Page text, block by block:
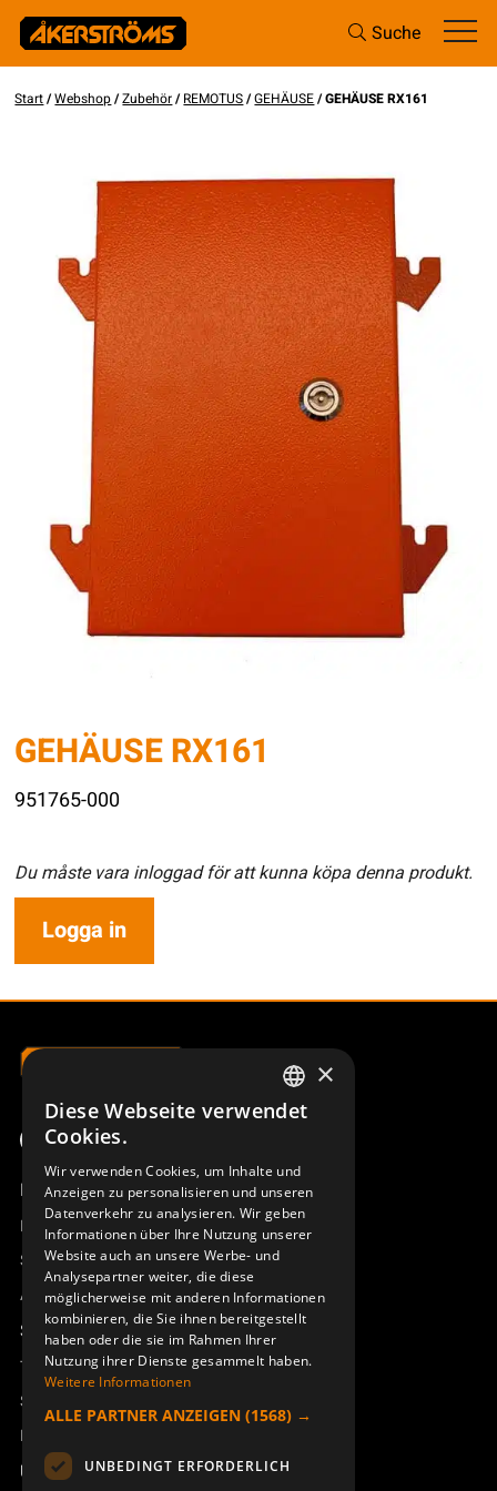
Suche
Start/Webshop/Zubehör/REMOTUS/GEHÄUSE/ GEHÄUSE RX161
GEHÄUSE RX161
951765-000
Du måste vara inloggad för att kunna köpa denna produkt.
Logga in
Produktübersicht
Remotus
Sesam
Access_Ctrl
Support
Technischer Support
Service buchen
Handbücher und Videoanleitungen
Über Åkerströms
SWEDISH
DEUTSCH
×
Diese Webseite verwendet
Cookies.
Wir verwenden Cookies, um Inhalte und
Anzeigen zu personalisieren und unseren
Datenverkehr zu analysieren. Wir geben
Informationen über Ihre Nutzung unserer
Website auch an unsere Werbe- und
Analysepartner weiter, die diese
möglicherweise mit anderen Informationen
kombinieren, die Sie ihnen bereitgestellt
haben oder die sie im Rahmen Ihrer
Nutzung ihrer Dienste gesammelt haben.
Weitere Informationen
ALLE PARTNER ANZEIGEN (1568) →
UNBEDINGT ERFORDERLICH